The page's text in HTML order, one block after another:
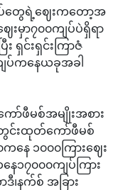
ပ်တွေရဲ့ဈေးကတော့အ
မှာ၇၀၀ကျပ်ပဲရှိရာ
ရှင်းရှင်းကြာဇံ
ပ်ကနေယခုအခါ
ာ်ဖီမစ်အမျိုးအစား
တွင်းထုတ်ကော်ဖီမစ်
ေ ၁၀၀၀ကြားဈေး
ေ၁၇၀‌၀၀ကျပ်ကြား
၊နက်စ် အခြား